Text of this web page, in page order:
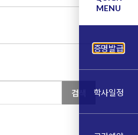
검색
MENU
증명발급
학사일정